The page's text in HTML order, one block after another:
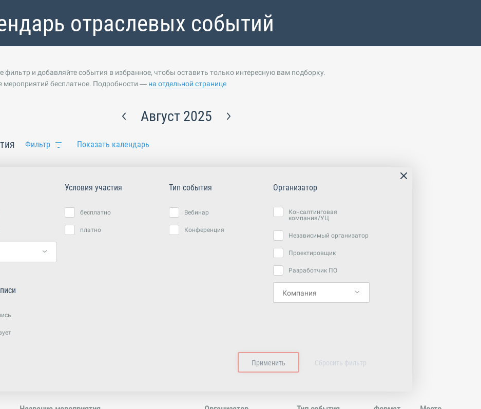
отраслевых событий
фильтр и добавляйте события в избранное, чтобы оставить только интересную вам подборку.
мероприятий бесплатное. Подробности — на отдельной странице
Август 2025
Фильтр Показать календарь
Условия участия
бесплатно
платно
Тип события
Вебинар
Конференция
Организатор
Консалтинговая
компания/УЦ
Независимый организатор
Проектировщик
Разработчик ПО